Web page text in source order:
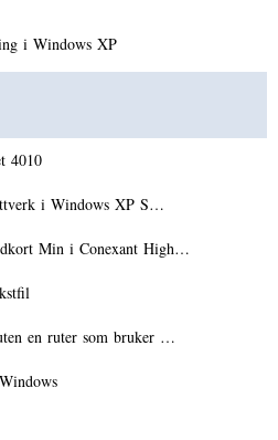
i Windows XP
4010
i Windows XP S…
Min i Conexant High…
en ruter som bruker …